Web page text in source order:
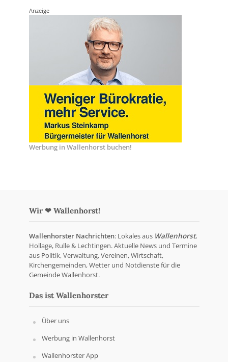
Anzeige
Werbung in Wallenhorst buchen!
Wir ❤ Wallenhorst!
Wallenhorster Nachrichten: Lokales aus Wallenhorst,
Hollage, Rulle & Lechtingen. Aktuelle News und Termine
aus Politik, Verwaltung, Vereinen, Wirtschaft,
Kirchengemeinden, Wetter und Notdienste für die
Gemeinde Wallenhorst.
Das ist Wallenhorster
Über uns
Werbung in Wallenhorst
Wallenhorster App